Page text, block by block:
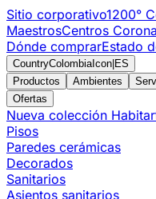
Sitio corporativo1200°
MaestrosCentros Corona
Dónde comprarEstado
CountryColombiaIcon ES
Productos
Ambientes
Ofertas
Nueva colección
Pisos
Paredes cerámicas
Decorados
Sanitarios
Asientos sanitarios